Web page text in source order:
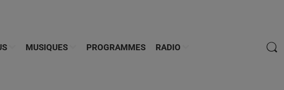
MUSIQUES PROGRAMMES RADIO